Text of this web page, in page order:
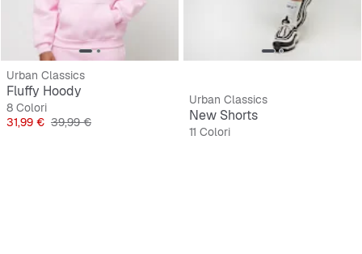
Urban Classics
Fluffy Hoody
8 Colori
Prezzo
31,99 € Prezzo originale
39,99 €
Urban Classics
New Shorts
11 Colori